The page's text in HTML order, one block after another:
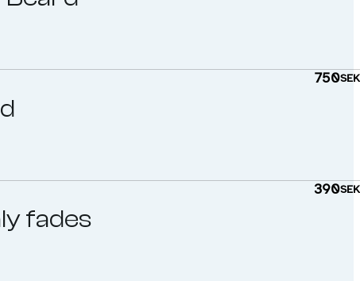
up costing 499:-. Will be back!
750SEK
fades
390SEK